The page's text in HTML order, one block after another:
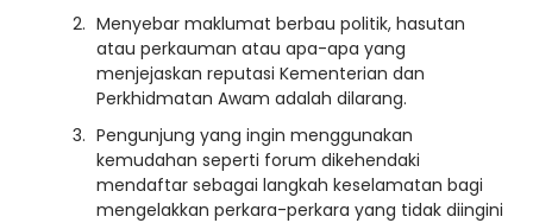
Menyebar maklumat berbau politik, hasutan
atau perkauman atau apa-apa yang
menjejaskan reputasi Kementerian dan
Perkhidmatan Awam adalah dilarang.
Pengunjung yang ingin menggunakan
kemudahan seperti forum dikehendaki
mendaftar sebagai langkah keselamatan bagi
mengelakkan perkara-perkara yang tidak diingini